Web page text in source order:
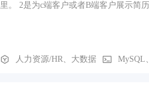
里。 2是为c端客户或者B端客户展示简
人力资源/HR、大数据 MySQL